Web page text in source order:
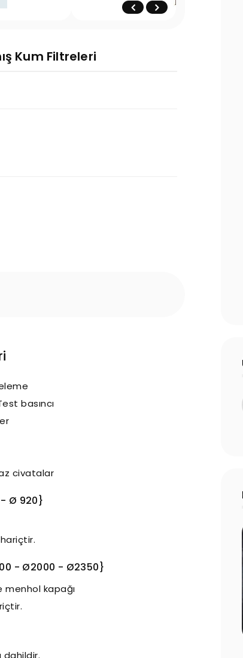
Kum Filtreleri
basıncı
civatalar
Ø 920}
- Ø2000 - Ø2350}
menhol kapağı